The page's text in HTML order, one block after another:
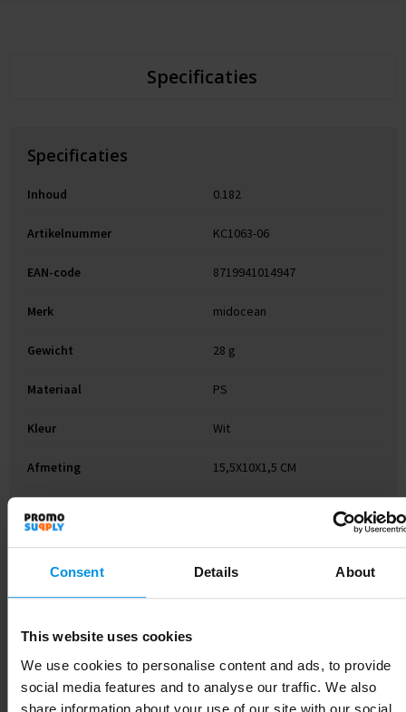
Consent Details About
This website uses cookies
We use cookies to personalise content and ads, to provide
social media features and to analyse our traffic. We also
share information about your use of our site with our social
Specificaties
Specificaties
Inhoud 0.182
Artikelnummer KC1063-06
EAN-code 8719941014947
Merk midocean
Gewicht 28 g
Materiaal PS
Kleur Wit
Afmeting 15,5X10X1,5 CM
Breedte 10 cm
Gerelateerde producten